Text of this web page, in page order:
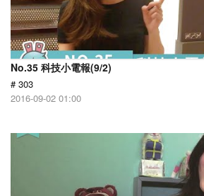
No.35 科技小電報(9/2)
# 303
2016-09-02 01:00